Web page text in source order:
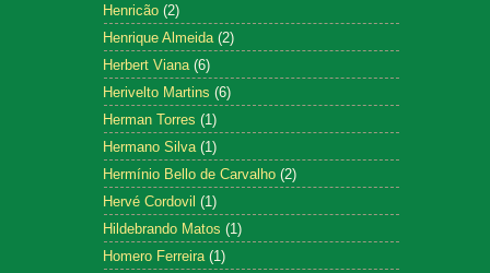
Henricão (2)
Henrique Almeida (2)
Herbert Viana (6)
Herivelto Martins (6)
Herman Torres (1)
Hermano Silva (1)
Hermínio Bello de Carvalho (2)
Hervé Cordovil (1)
Hildebrando Matos (1)
Homero Ferreira (1)